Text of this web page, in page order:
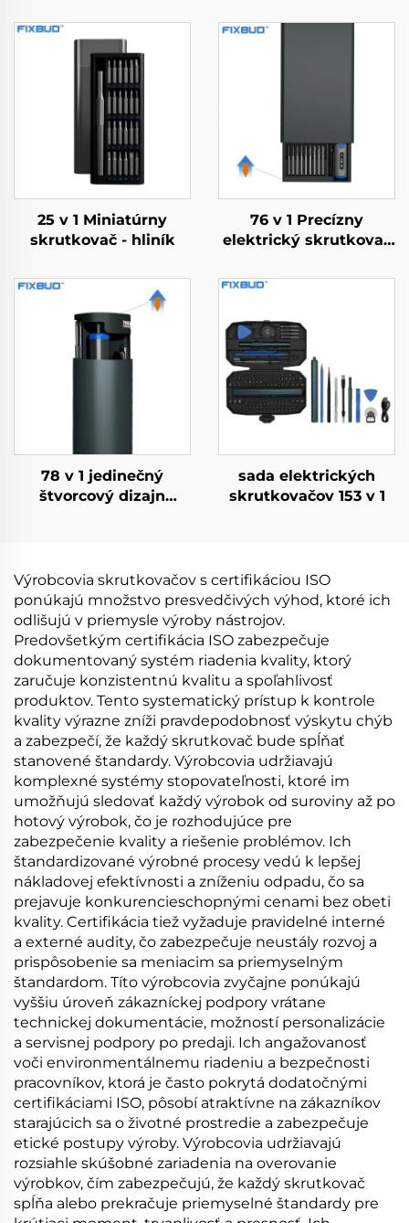
25 v 1 Miniatúrny
skrutkovač - hliník
76 v 1 Precízny
elektrický skrutkovač
momentom
78 v 1 jedinečný
štvorcový dizajn
sada elektrických
skrutkovačov 153 v 1
Výrobcovia skrutkovačov s certifikáciou ISO
ponúkajú množstvo presvedčivých výhod, ktoré ich
odlišujú v priemysle výroby nástrojov.
Predovšetkým certifikácia ISO zabezpečuje
dokumentovaný systém riadenia kvality, ktorý
zaručuje konzistentnú kvalitu a spoľahlivosť
produktov. Tento systematický prístup k kontrole
kvality výrazne zníži pravdepodobnosť výskytu chýb
a zabezpečí, že každý skrutkovač bude spĺňať
stanovené štandardy. Výrobcovia udržiavajú
komplexné systémy stopovateľnosti, ktoré im
umožňujú sledovať každý výrobok od suroviny až po
hotový výrobok, čo je rozhodujúce pre
zabezpečenie kvality a riešenie problémov. Ich
štandardizované výrobné procesy vedú k lepšej
nákladovej efektívnosti a zníženiu odpadu, čo sa
prejavuje konkurencieschopnými cenami bez obeti
kvality. Certifikácia tiež vyžaduje pravidelné interné
a externé audity, čo zabezpečuje neustály rozvoj a
prispôsobenie sa meniacim sa priemyselným
štandardom. Títo výrobcovia zvyčajne ponúkajú
vyššiu úroveň zákazníckej podpory vrátane
technickej dokumentácie, možností personalizácie
a servisnej podpory po predaji. Ich angažovanosť
voči environmentálnemu riadeniu a bezpečnosti
pracovníkov, ktorá je často pokrytá dodatočnými
certifikáciami ISO, pôsobí atraktívne na zákazníkov
starajúcich sa o životné prostredie a zabezpečuje
etické postupy výroby. Výrobcovia udržiavajú
rozsiahle skúšobné zariadenia na overovanie
výrobkov, čím zabezpečujú, že každý skrutkovač
spĺňa alebo prekračuje priemyselné štandardy pre